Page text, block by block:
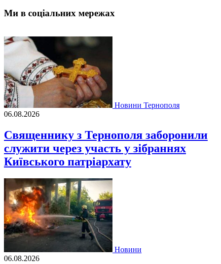
Ми в соціальних мережах
Новини Тернополя
06.08.2026
Священнику з Тернополя заборонили
служити через участь у зібраннях
Київського патріархату
Новини
06.08.2026